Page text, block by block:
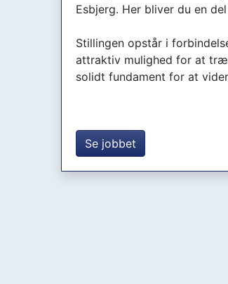
Esbjerg. Her bliver du en
Stillingen opstår i
attraktiv mulighed for at
solidt fundament for at
Se jobbet